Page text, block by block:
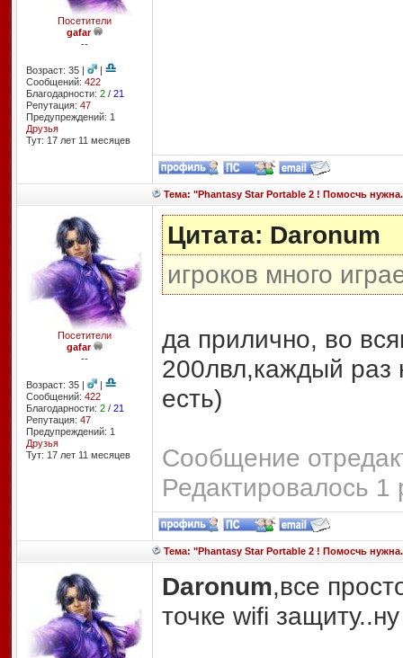
Посетители
gafar
--
Возраст: 35 |
|
Сообщений: 422
Благодарности: 2/ 21
Репутация: 47
Предупреждений: 1
Друзья
Тут: 17 лет 11 месяцев
Тема: "Phantasy Star Portable 2 ! Помосчь
Посетители
gafar
--
Возраст: 35 |
|
Сообщений: 422
Благодарности: 2/ 21
Репутация: 47
Предупреждений: 1
Друзья
Тут: 17 лет 11 месяцев
Цитата: Daronum
игроков много
да прилично, во
200лвл,каждый раз
есть)
Сообщение
Редактировалось 1
Тема: "Phantasy Star Portable 2 ! Помосчь
Daronum,все
точке wifi